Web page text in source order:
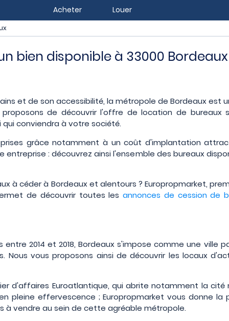
Acheter Louer
bien disponible à 33000 Bordeaux
et de son accessibilité, la métropole de Bordeaux est
de découvrir l'offre de location de bureaux
conviendra à votre société.
grâce notamment à un coût d'implantation
: découvrez ainsi l'ensemble des bureaux
à céder à Bordeaux et alentours ? Europropmarket,
de découvrir toutes lesannonces de cession de
entre 2014 et 2018, Bordeaux s'impose comme une
Nous vous proposons ainsi de découvrir les locaux
d'affaires Euroatlantique, qui abrite notamment la cité
pleine effervescence ; Europropmarket vous donne la
vendre au sein de cette agréable métropole.